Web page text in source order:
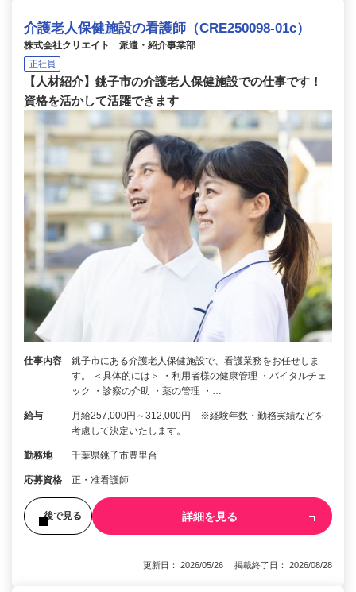
介護老人保健施設の看護師（CRE250098-01c）
株式会社クリエイト 派遣・紹介事業部
正社員
【人材紹介】銚子市の介護老人保健施設での仕事です！
資格を活かして活躍できます
仕事内容
銚子市にある介護老人保健施設で、看護業務をお任せしま
す。 ＜具体的には＞ ・利用者様の健康管理 ・バイタルチェ
ック ・診察の介助 ・薬の管理 ・…
給与
月給257,000円～312,000円 ※経験年数・勤務実績などを
考慮して決定いたします。
勤務地 千葉県銚子市豊里台
応募資格 正・准看護師
後で見る 詳細を見る
更新日： 2026/05/26 掲載終了日： 2026/08/28